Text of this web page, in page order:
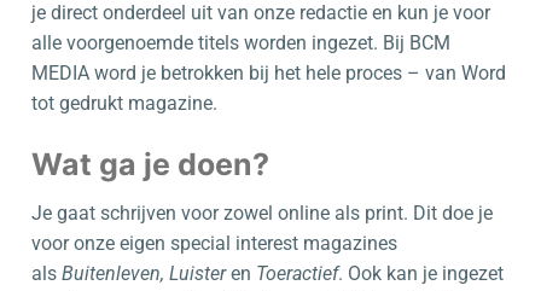
je direct onderdeel uit van onze redactie en kun je voor
alle voorgenoemde titels worden ingezet. Bij BCM
MEDIA word je betrokken bij het hele proces – van Word
tot gedrukt magazine.
Wat ga je doen?
Je gaat schrijven voor zowel online als print. Dit doe je
voor onze eigen special interest magazines
als Buitenleven, Luisteren Toeractief. Ook kan je ingezet